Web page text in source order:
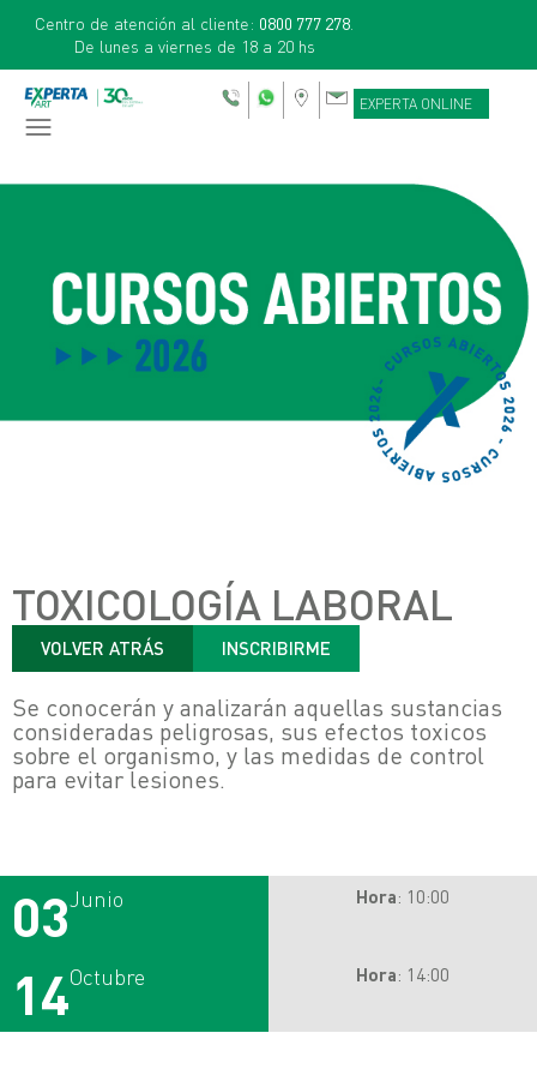
Centro de atención al cliente: 0800 777 278
De lunes a viernes de 18 a 20 hs
EXPERTA ONLINE
TOXICOLOGÍA LABORAL
VOLVER ATRÁS INSCRIBIRME
Se conocerán y analizarán aquellas sustancias
consideradas peligrosas, sus efectos toxicos
sobre el organismo, y las medidas de control
para evitar lesiones.
03Junio Hora: 10:00
14Octubre Hora: 14:00